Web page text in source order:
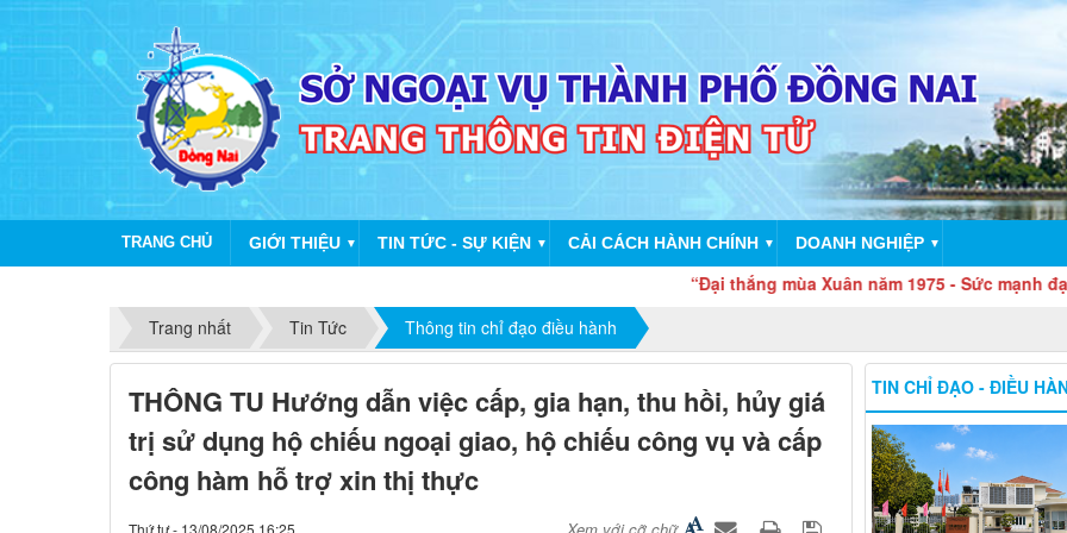
TRANG CHỦ GIỚI THIỆU ▼ TIN TỨC - SỰ KIỆN ▼ CẢI CÁCH HÀNH CHÍNH ▼ DOANH NGHIỆP ▼
“Đại thắng mùa Xuân năm 1975 - Sức mạnh đại
Trang nhất
Tin Tức Thông tin chỉ đạo điều hành
THÔNG TU Hướng dẫn việc cấp, gia hạn, thu hồi, hủy giá
trị sử dụng hộ chiếu ngoại giao, hộ chiếu công vụ và cấp
công hàm hỗ trợ xin thị thực
Thứ tư - 13/08/2025 16:25
TIN CHỈ ĐẠO - ĐIỀU